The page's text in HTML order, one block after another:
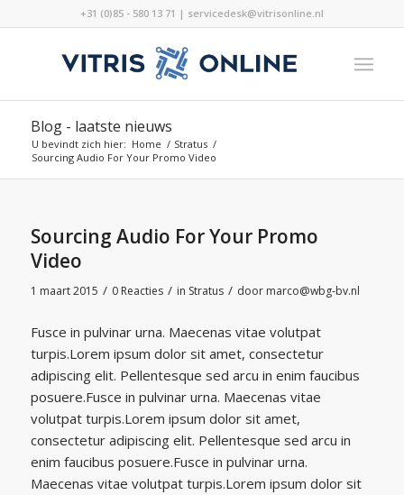
+31 (0)85 - 580 13 71 | servicedesk@vitrisonline.nl
Blog - laatste nieuws
U bevindt zich hier: Home / Stratus /
Sourcing Audio For Your Promo Video
Sourcing Audio For Your Promo
Video
1 maart 2015 / 0 Reacties / in Stratus / door marco@wbg-bv.nl
Fusce in pulvinar urna. Maecenas vitae volutpat
turpis.Lorem ipsum dolor sit amet, consectetur
adipiscing elit. Pellentesque sed arcu in enim faucibus
posuere.Fusce in pulvinar urna. Maecenas vitae
volutpat turpis.Lorem ipsum dolor sit amet,
consectetur adipiscing elit. Pellentesque sed arcu in
enim faucibus posuere.Fusce in pulvinar urna.
Maecenas vitae volutpat turpis.Lorem ipsum dolor sit